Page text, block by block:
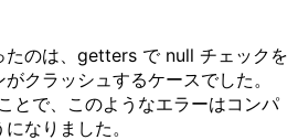
たのは、getters で null チェックを
クラッシュするケースでした。
とで、このようなエラーはコンパ
なりました。